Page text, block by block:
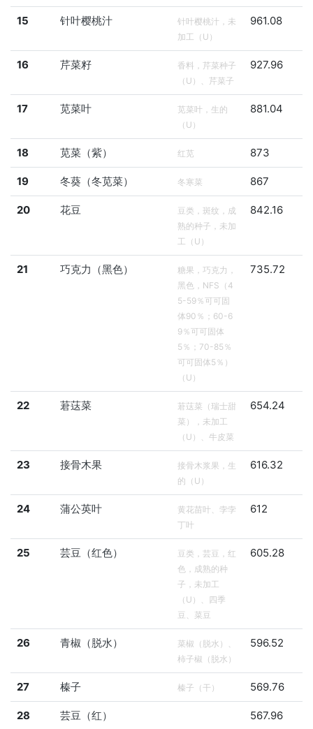
15 针叶樱桃汁
针叶樱桃汁，未
加工（U）
961.08
16 芹菜籽
香料，芹菜种子
（U）、芹菜子
927.96
17 苋菜叶
苋菜叶，生的
（U）
881.04
18 苋菜（紫） 红苋 873
19 冬葵（冬苋菜） 冬寒菜 867
20 花豆
豆类，斑纹，成
熟的种子，未加
工（U）
842.16
21 巧克力（黑色）
糖果，巧克力，
黑色，NFS（4
5-59％可可固
体90％；60-6
9％可可固体
5％；70-85％
可可固体5％）
（U）
735.72
22 莙荙菜
莙荙菜（瑞士甜
菜），未加工
（U）、牛皮菜
654.24
23 接骨木果
接骨木浆果，生
的（U）
616.32
24 蒲公英叶
黄花苗叶、孛孛
丁叶
612
25 芸豆（红色）
豆类，芸豆，红
色，成熟的种
子，未加工
（U）、四季
豆、菜豆
605.28
26 青椒（脱水）
菜椒（脱水）、
柿子椒（脱水）
596.52
27 榛子 榛子（干） 569.76
28 芸豆（红） 567.96